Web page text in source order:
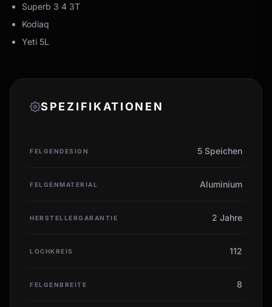
Superb 3 4 3T
Kodiaq
Yeti 5L
SPEZIFIKATIONEN
FELGENDESIGN 5 Speichen
FELGENMATERIAL Aluminium
HERSTELLERGARANTIE 2 Jahre
LOCHKREIS 112
FELGENBREITE 8